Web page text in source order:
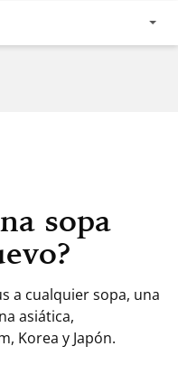
sopa
a cualquier sopa, una
asiática,
Korea y Japón.